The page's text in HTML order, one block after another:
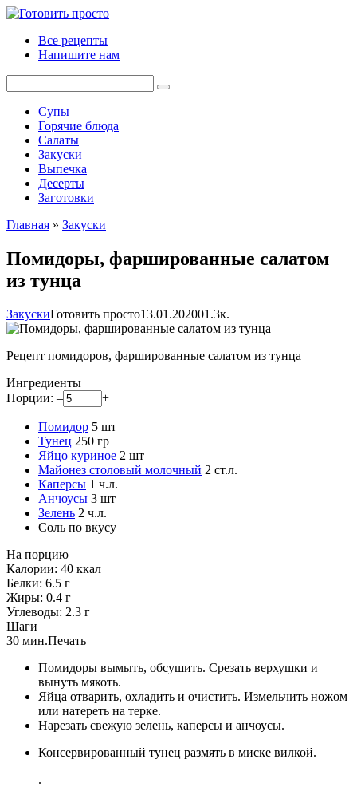
Перейти
контентуВсе рецепты
Напишите нам
Супы
Горячие блюда
Салаты
Закуски
Выпечка
Десерты
Заготовки
Главная » Закуски
Помидоры, фаршированные салатом
из тунца
ЗакускиГотовить просто13.01.202001.3к.
Рецепт помидоров, фаршированные салатом из тунца
Ингредиенты
Порции: – +
Помидор 5 шт
Тунец 250 гр
Яйцо куриное 2 шт
Майонез столовый молочный 2 ст.л.
Каперсы 1 ч.л.
Анчоусы 3 шт
Зелень 2 ч.л.
Соль по вкусу
На порцию
Калории: 40 ккал
Белки: 6.5 г
Жиры: 0.4 г
Углеводы: 2.3 г
Шаги
30 мин.Печать
Помидоры вымыть, обсушить. Срезать верхушки и
вынуть мякоть.
Яйца отварить, охладить и очистить. Измельчить ножом
или натереть на терке.
Нарезать свежую зелень, каперсы и анчоусы.
Консервированный тунец размять в миске вилкой.
.